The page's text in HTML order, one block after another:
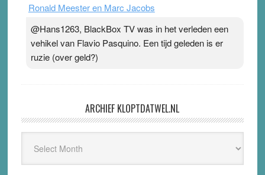
Ronald Meester en Marc Jacobs
@Hans1263, BlackBox TV was in het verleden een
vehikel van Flavio Pasquino. Een tijd geleden is er
ruzie (over geld?)
ARCHIEF KLOPTDATWEL.NL
Kloptdatwel.nl